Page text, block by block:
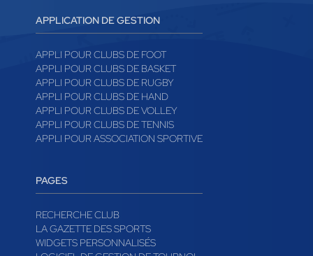
APPLICATION DE GESTION
APPLI POUR CLUBS DE FOOT
APPLI POUR CLUBS DE BASKET
APPLI POUR CLUBS DE RUGBY
APPLI POUR CLUBS DE HAND
APPLI POUR CLUBS DE VOLLEY
APPLI POUR CLUBS DE TENNIS
APPLI POUR ASSOCIATION SPORTIVE
PAGES
RECHERCHE CLUB
LA GAZETTE DES SPORTS
WIDGETS PERSONNALISÉS